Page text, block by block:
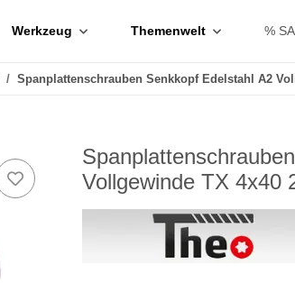
Werkzeug Themenwelt %
Spanplattenschrauben Senkkopf Edelstahl A2
Vollgewinde TX 4x40